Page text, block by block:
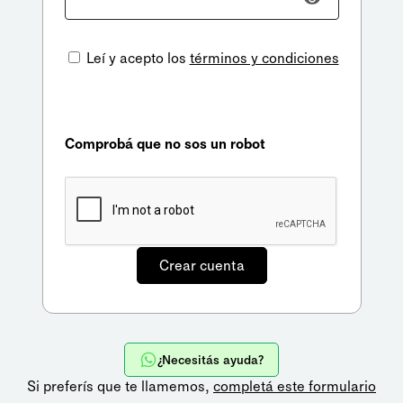
Leí y acepto los términos y condiciones
Comprobá que no sos un robot
¿Necesitás ayuda?
Si preferís que te llamemos, completá este formulario